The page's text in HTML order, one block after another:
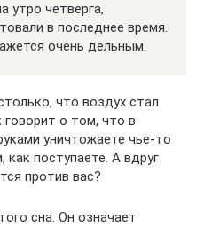
утро четверга,
в последнее время.
очень дельным.
что воздух стал
говорит о том, что в
уничтожаете чье-то
поступаете. А вдруг
против вас?
сна. Он означает